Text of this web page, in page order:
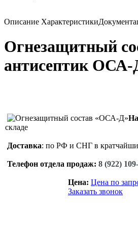
Описание Характеристики
Огнезащитный
антисептик
складе
Доставка: по РФ и СНГ в
Телефон отдела продаж: 8 (922)
Цена: Цена по
Заказать звонок